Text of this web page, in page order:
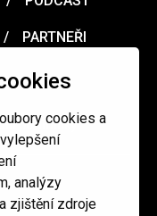
cookies a
analýzy
zjištění zdroje
PARTNEŘI
podmínky